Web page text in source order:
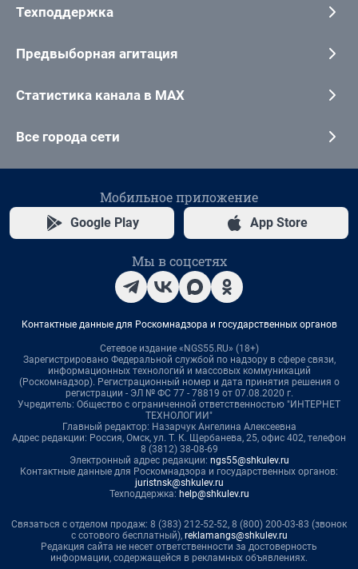
Техподдержка
Предвыборная агитация
Статистика канала в MAX
Все города сети
Мобильное приложение
Google Play App Store
Мы в соцсетях
Контактные данные для Роскомнадзора и государственных органов
Сетевое издание «NGS55.RU» (18+)
Зарегистрировано Федеральной службой по надзору в сфере связи,
информационных технологий и массовых коммуникаций
(Роскомнадзор). Регистрационный номер и дата принятия решения о
регистрации - ЭЛ № ФС 77 - 78819 от 07.08.2020 г.
Учредитель: Общество с ограниченной ответственностью "ИНТЕРНЕТ
ТЕХНОЛОГИИ"
Главный редактор: Назарчук Ангелина Алексеевна
Адрес редакции: Россия, Омск, ул. Т. К. Щербанева, 25, офис 402, телефон
8 (3812) 38-08-69
Электронный адрес редакции: ngs55@shkulev.ru
Контактные данные для Роскомнадзора и государственных органов:
juristnsk@shkulev.ru
Техподдержка: help@shkulev.ru
Связаться с отделом продаж: 8 (383) 212-52-52, 8 (800) 200-03-83 (звонок
с сотового бесплатный), reklamangs@shkulev.ru
Редакция сайта не несет ответственности за достоверность
информации, содержащейся в рекламных объявлениях.